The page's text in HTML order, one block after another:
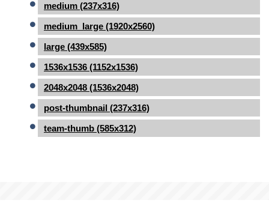
medium (237x316)
medium_large (1920x2560)
large (439x585)
1536x1536 (1152x1536)
2048x2048 (1536x2048)
post-thumbnail (237x316)
team-thumb (585x312)